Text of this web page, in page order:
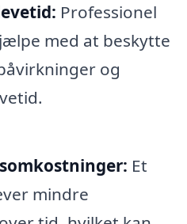
Professionel
med at beskytte
og
Et
mindre